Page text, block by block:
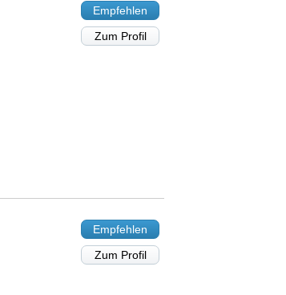
Empfehlen
Zum Profil
Empfehlen
Zum Profil